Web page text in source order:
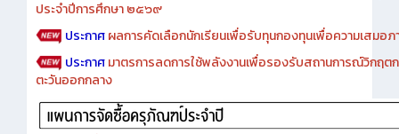
ประกาศรับสมัครบุคคลเข้าเป็นนักศึกษาระดับปริญญาตรี หลักสูต
ประจำปีการศึกษา ๒๕๖๙
ประกาศผลการคัดเลือกนักเรียนเพื่อรับทุนกองทุนเพื่อความเสมอ
ประกาศมาตรการลดการใช้พลังงานเพื่อรองรับสถานการณ์วิกฤ
ตะวันออกกลาง